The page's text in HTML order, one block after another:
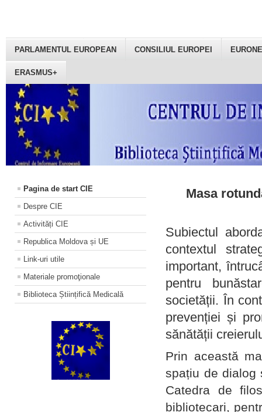
PARLAMENTUL EUROPEAN CONSILIUL EUROPEI
ERASMUS+
Pagina de start CIE
Despre CIE
Activități CIE
Republica Moldova și UE
Link-uri utile
Materiale promoţionale
Biblioteca Științifică Medicală
Masa
Subiectul
contextul
important,
pentru
societății. În
prevenției și
sănătății
Prin această
spațiu de dialog
Catedra de
bibliotecari,